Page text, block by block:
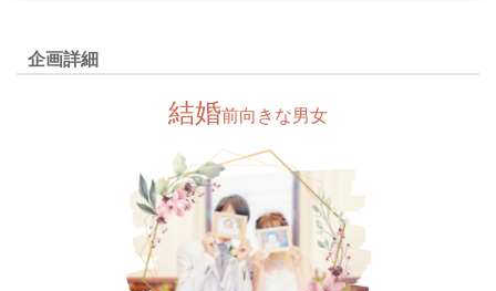
企画詳細
結婚前向きな男女